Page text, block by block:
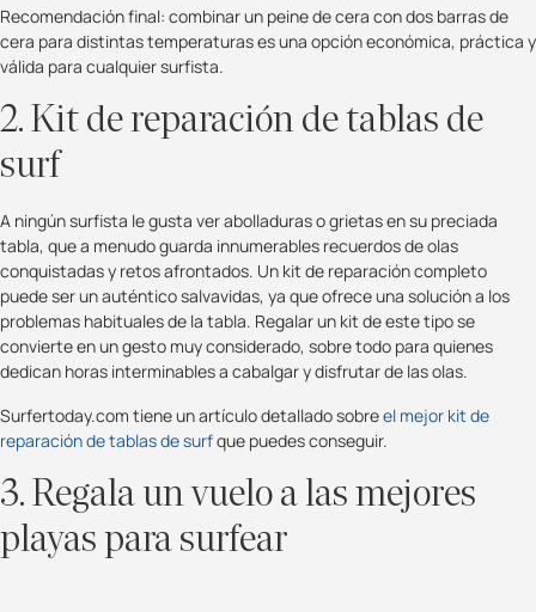
Recomendación final: combinar un peine de cera con dos barras de
cera para distintas temperaturas es una opción económica, práctica y
válida para cualquier surfista.
2. Kit de reparación de tablas de
surf
A ningún surfista le gusta ver abolladuras o grietas en su preciada
tabla, que a menudo guarda innumerables recuerdos de olas
conquistadas y retos afrontados. Un kit de reparación completo
puede ser un auténtico salvavidas, ya que ofrece una solución a los
problemas habituales de la tabla. Regalar un kit de este tipo se
convierte en un gesto muy considerado, sobre todo para quienes
dedican horas interminables a cabalgar y disfrutar de las olas.
Surfertoday.com tiene un artículo detallado sobreel mejor kit de
reparación de tablas de surfque puedes conseguir.
3. Regala un vuelo a las mejores
playas para surfear